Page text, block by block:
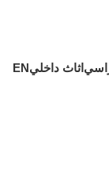
اثاث داخليEN